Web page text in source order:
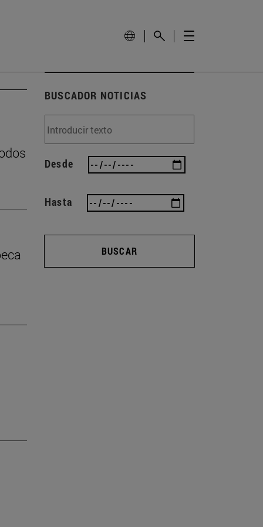
BUSCADOR NOTICIAS
Desde
Hasta
BUSCAR